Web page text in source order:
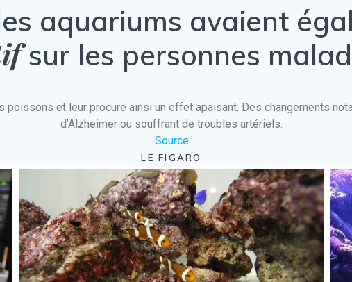
aquariums avaient
sur les personnes
poissons et leur procure ainsi un effet apaisant. Des changements
d’Alzheimer ou souffrant de troubles artériels.
Source
LE FIGARO